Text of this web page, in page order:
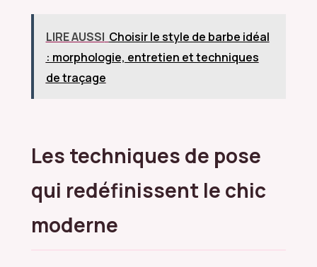
LIRE AUSSI Choisir le style de barbe idéal
: morphologie, entretien et techniques
de traçage
Les techniques de pose
qui redéfinissent le chic
moderne